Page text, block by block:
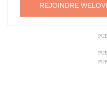
REJOINDRE